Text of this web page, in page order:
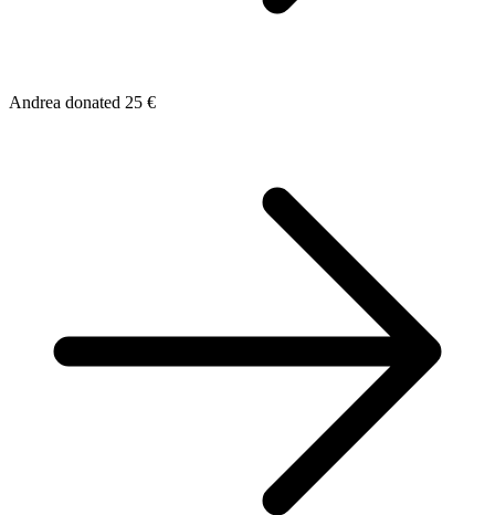
Andrea donated 25 €